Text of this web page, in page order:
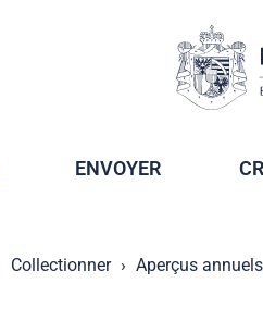
ENVOYER
Collectionner Aperçus annuels